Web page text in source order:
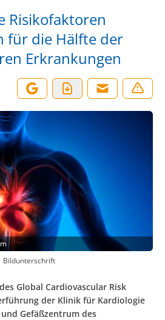
Risikofaktoren
für die Hälfte der
Erkrankungen
Bildunterschrift
Global Cardiovascular Risk
der Klinik für Kardiologie
Gefäßzentrum des